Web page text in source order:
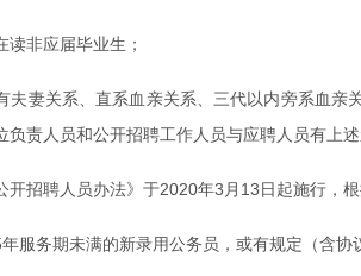
非应届毕业生；
妻关系、直系血亲关系、三代以内旁系血亲
负责人员和公开招聘工作人员与应聘人员有上
招聘人员办法》于2020年3月13日起施行，
服务期未满的新录用公务员，或有规定（含协